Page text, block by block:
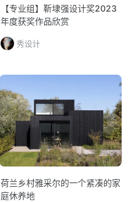
【专业组】靳埭强设计奖2023
年度获奖作品欣赏
秀设计
荷兰乡村雅采尔的一个紧凑的家
庭休养地